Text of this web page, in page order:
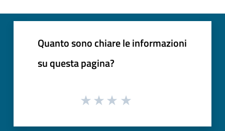
Quanto sono chiare le informazioni
su questa pagina?